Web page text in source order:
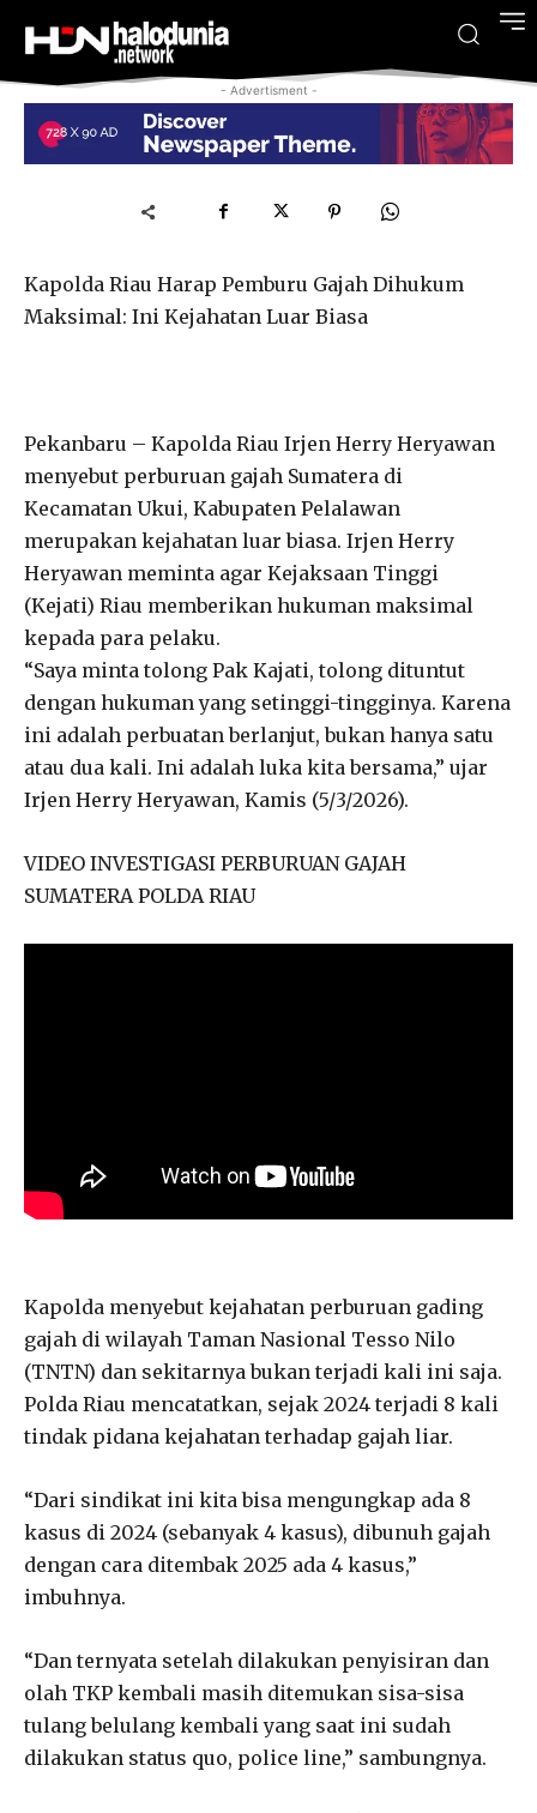
- Advertisment -
Kapolda Riau Harap Pemburu Gajah Dihukum
Maksimal: Ini Kejahatan Luar Biasa
Pekanbaru – Kapolda Riau Irjen Herry Heryawan
menyebut perburuan gajah Sumatera di
Kecamatan Ukui, Kabupaten Pelalawan
merupakan kejahatan luar biasa. Irjen Herry
Heryawan meminta agar Kejaksaan Tinggi
(Kejati) Riau memberikan hukuman maksimal
kepada para pelaku.
“Saya minta tolong Pak Kajati, tolong dituntut
dengan hukuman yang setinggi-tingginya. Karena
ini adalah perbuatan berlanjut, bukan hanya satu
atau dua kali. Ini adalah luka kita bersama,” ujar
Irjen Herry Heryawan, Kamis (5/3/2026).
VIDEO INVESTIGASI PERBURUAN GAJAH
SUMATERA POLDA RIAU
Kapolda menyebut kejahatan perburuan gading
gajah di wilayah Taman Nasional Tesso Nilo
(TNTN) dan sekitarnya bukan terjadi kali ini saja.
Polda Riau mencatatkan, sejak 2024 terjadi 8 kali
tindak pidana kejahatan terhadap gajah liar.
“Dari sindikat ini kita bisa mengungkap ada 8
kasus di 2024 (sebanyak 4 kasus), dibunuh gajah
dengan cara ditembak 2025 ada 4 kasus,”
imbuhnya.
“Dan ternyata setelah dilakukan penyisiran dan
olah TKP kembali masih ditemukan sisa-sisa
tulang belulang kembali yang saat ini sudah
dilakukan status quo, police line,” sambungnya.